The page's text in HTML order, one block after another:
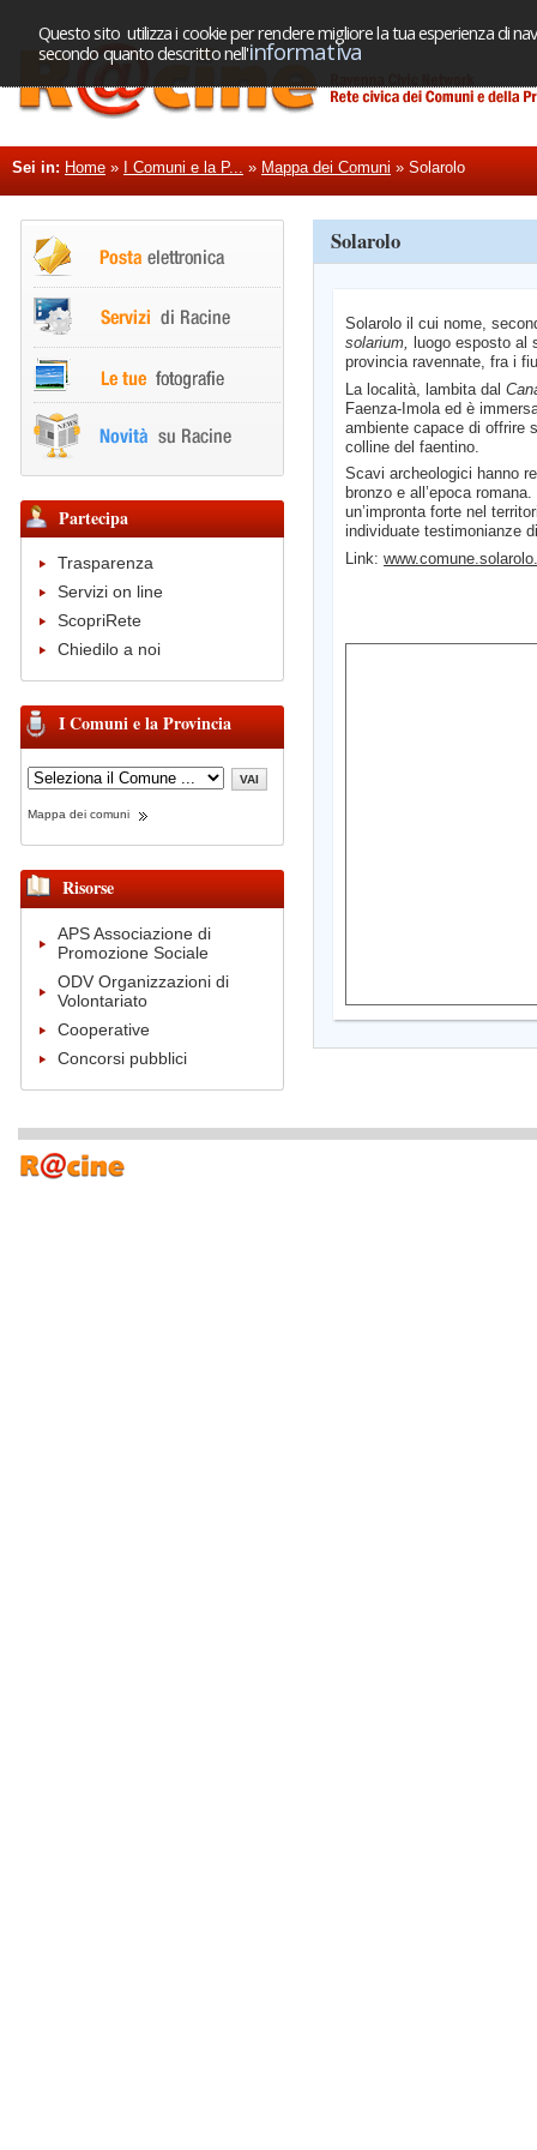
Questo sito utilizza i cookie per rendere migliore la tua esperienza di
secondo quanto descritto nell'informativa
Sei in: Home » I Comuni e la P... » Mappa dei Comuni » Solarolo
Partecipa
Trasparenza
Servizi on line
ScopriRete
Chiedilo a noi
I Comuni e la Provincia
Mappa dei comuni
Risorse
APS Associazione di
Promozione Sociale
ODV Organizzazioni di
Volontariato
Cooperative
Concorsi pubblici
Solarolo
Solarolo il cui nome,
solarium, luogo esposto al
provincia ravennate, fra i
La località, lambita dal
Faenza-Imola ed è
ambiente capace di offrire
colline del faentino.
Scavi archeologici hanno
bronzo e all’epoca
un’impronta forte nel
individuate testimonianze
Link: